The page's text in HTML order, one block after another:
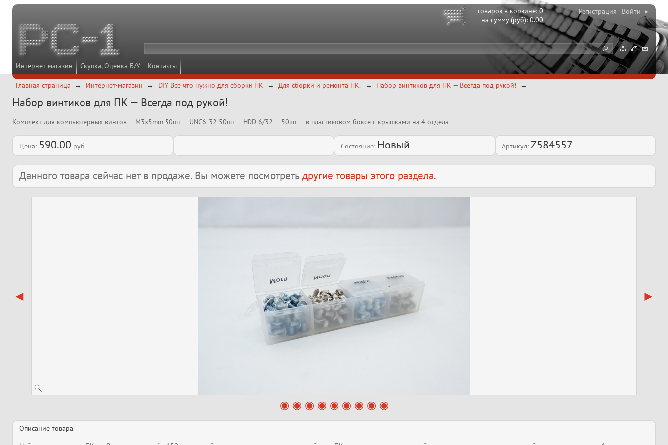
Интернет-магазин Скупка, Оценка Б/У Контакты
товаров в корзине:0
на сумму (руб):0.00
Регистрация Войти ▸
Главная страница Интернет-магазин DIY Все что нужно для сборки ПК Для сборки и ремонта ПК. Набор винтиков для ПК — Всегда под рукой!
Набор винтиков для ПК — Всегда под рукой!
Комплект для компьютерных винтов — M3x5mm 50шт — UNC6-32 50шт — HDD 6/32 — 50шт — в пластиковом боксе с крышками на 4 отдела
Цена: 590.00 руб. Состояние: Новый Артикул: Z584557
Данного товара сейчас нет в продаже. Вы можете посмотреть другие товары этого раздела.
Описание товара